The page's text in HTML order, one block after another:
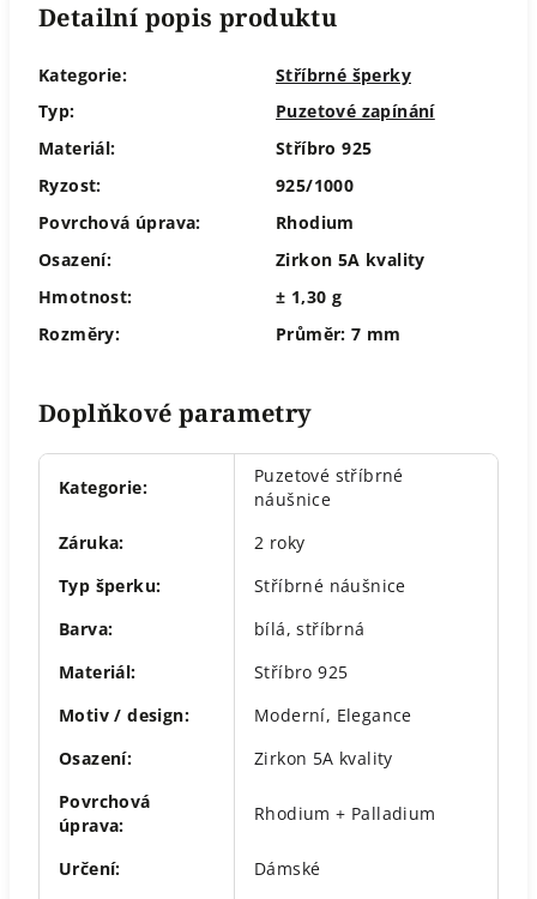
Detailní popis produktu
Kategorie:
Stříbrné šperky
Typ:
Puzetové zapínání
Materiál:
Stříbro 925
Ryzost:
925/1000
Povrchová úprava:
Rhodium
Osazení:
Zirkon 5A kvality
Hmotnost:
± 1,30 g
Rozměry:
Průměr: 7 mm
Doplňkové parametry
Kategorie:
Puzetové stříbrné
náušnice
Záruka:
2 roky
Typ šperku:
Stříbrné náušnice
Barva: bílá,stříbrná
Materiál:
Stříbro 925
Motiv / design: Moderní, Elegance
Osazení:
Zirkon 5A kvality
Povrchová
úprava:
Rhodium + Palladium
Určení:
Dámské